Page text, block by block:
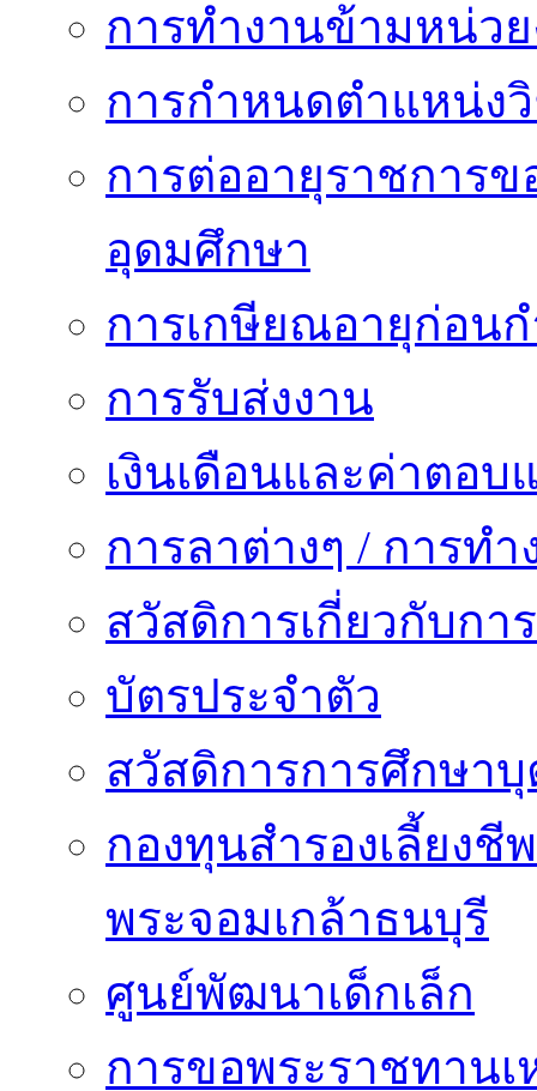
การทำงานข้ามหน่ว
การกำหนดตำแหน่ง
การต่ออายุราชการ
อุดมศึกษา
การเกษียณอายุก่อน
การรับส่งงาน
เงินเดือนและค่าตอบ
การลาต่างๆ / การทำ
สวัสดิการเกี่ยวกับกา
บัตรประจำตัว
สวัสดิการการศึกษาบุ
กองทุนสำรองเลี้ยง
พระจอมเกล้าธนบุรี
ศูนย์พัฒนาเด็กเล็ก
การขอพระราชทาน